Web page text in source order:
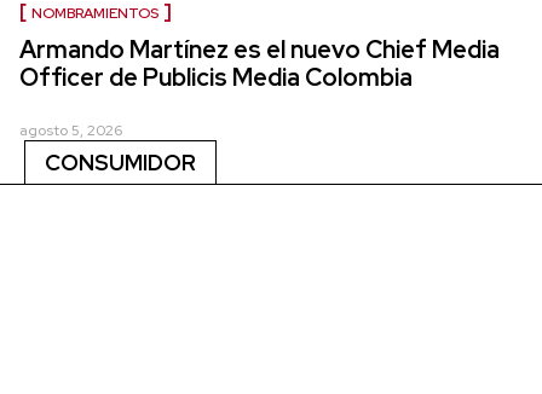
NOMBRAMIENTOS
Armando Martínez es el nuevo Chief Media
Officer de Publicis Media Colombia
agosto 5, 2026
CONSUMIDOR